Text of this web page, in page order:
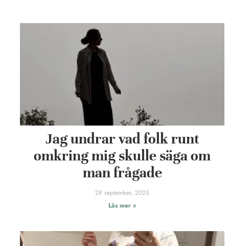
Jag undrar vad folk runt
omkring mig skulle säga om
man frågade
28 september, 2025
Läs mer »